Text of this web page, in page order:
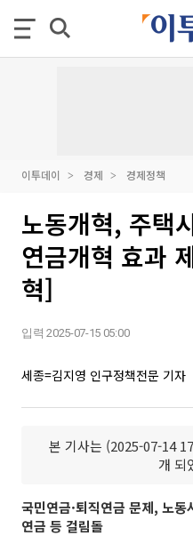
이투데이 경제 경제정책
노동개혁, 주택
연금개혁 효과
혁]
입력 2025-07-15 05:00
세종=김지영 인구정책전문 기자
본 기사는 (2025-07-14
개 되
국민연금·퇴직연금 문제, 노
연금 등 걸림돌